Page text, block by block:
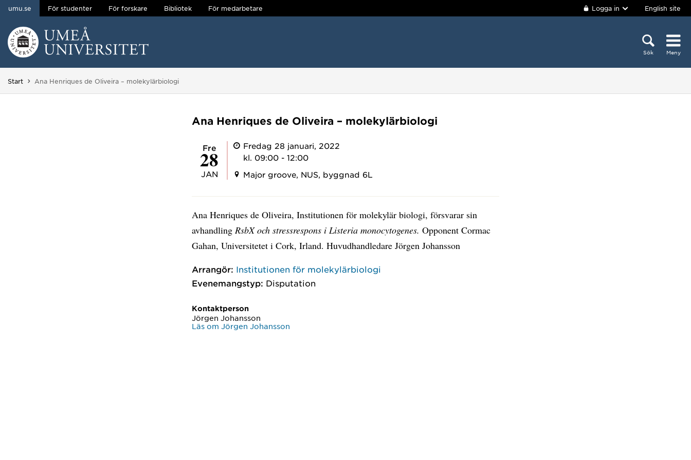
Hoppa direkt till innehållet
umu.se För studenter För forskare Bibliotek För medarbetare Logga in English site
Sök Meny
Huvudmenyn dold.
Start Du är här:
Ana Henriques de Oliveira – molekylärbiologi
Ana Henriques de Oliveira – molekylärbiologi
fre
28
JAN
Fredag 28 januari, 2022
kl. 09:00 - 12:00
Major groove, NUS, byggnad 6L
Ana Henriques de Oliveira, Institutionen för molekylär biologi, försvarar sin
avhandling RsbX och stressrespons i Listeria monocytogenes. Opponent Cormac
Gahan, Universitetet i Cork, Irland. Huvudhandledare Jörgen Johansson
Arrangör: Institutionen för molekylärbiologi
Evenemangstyp: Disputation
Kontaktperson
Jörgen Johansson
Läs om Jörgen Johansson